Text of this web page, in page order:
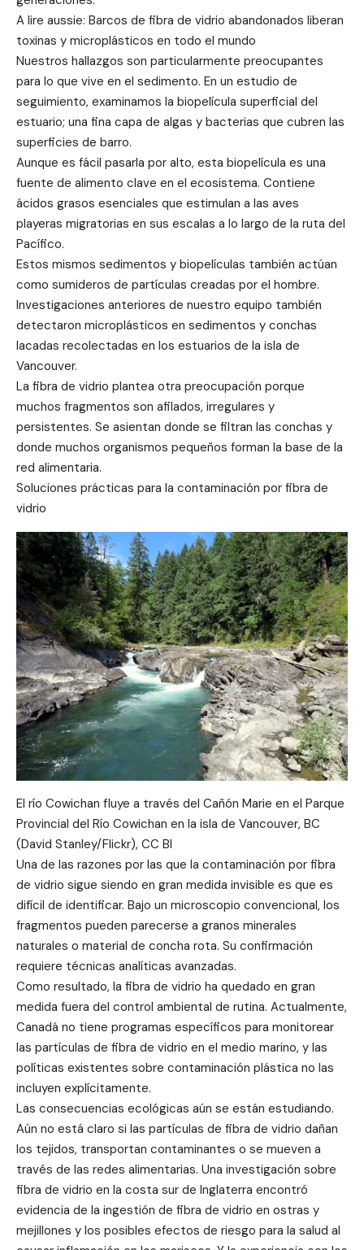
A lire aussie: Barcos de fibra de vidrio abandonados liberan
toxinas y microplásticos en todo el mundo
Nuestros hallazgos son particularmente preocupantes
para lo que vive en el sedimento. En un estudio de
seguimiento, examinamos la biopelícula superficial del
estuario; una fina capa de algas y bacterias que cubren las
superficies de barro.
Aunque es fácil pasarla por alto, esta biopelícula es una
fuente de alimento clave en el ecosistema. Contiene
ácidos grasos esenciales que estimulan a las aves
playeras migratorias en sus escalas a lo largo de la ruta del
Pacífico.
Estos mismos sedimentos y biopelículas también actúan
como sumideros de partículas creadas por el hombre.
Investigaciones anteriores de nuestro equipo también
detectaron microplásticos en sedimentos y conchas
lacadas recolectadas en los estuarios de la isla de
Vancouver.
La fibra de vidrio plantea otra preocupación porque
muchos fragmentos son afilados, irregulares y
persistentes. Se asientan donde se filtran las conchas y
donde muchos organismos pequeños forman la base de la
red alimentaria.
Soluciones prácticas para la contaminación por fibra de
vidrio
El río Cowichan fluye a través del Cañón Marie en el Parque
Provincial del Río Cowichan en la isla de Vancouver, BC
(David Stanley/Flickr), CC BI
Una de las razones por las que la contaminación por fibra
de vidrio sigue siendo en gran medida invisible es que es
difícil de identificar. Bajo un microscopio convencional, los
fragmentos pueden parecerse a granos minerales
naturales o material de concha rota. Su confirmación
requiere técnicas analíticas avanzadas.
Como resultado, la fibra de vidrio ha quedado en gran
medida fuera del control ambiental de rutina. Actualmente,
Canadá no tiene programas específicos para monitorear
las partículas de fibra de vidrio en el medio marino, y las
políticas existentes sobre contaminación plástica no las
incluyen explícitamente.
Las consecuencias ecológicas aún se están estudiando.
Aún no está claro si las partículas de fibra de vidrio dañan
los tejidos, transportan contaminantes o se mueven a
través de las redes alimentarias. Una investigación sobre
fibra de vidrio en la costa sur de Inglaterra encontró
evidencia de la ingestión de fibra de vidrio en ostras y
mejillones y los posibles efectos de riesgo para la salud al